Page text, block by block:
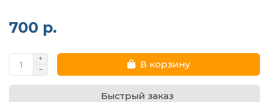
700 р.
В корзину
Быстрый заказ